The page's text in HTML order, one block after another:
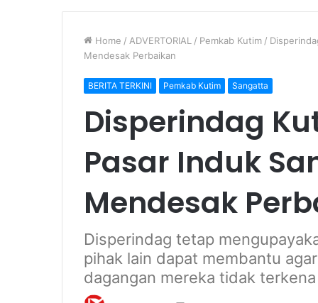
Home / ADVERTORIAL / Pemkab Kutim /
Mendesak Perbaikan
BERITA TERKINI Pemkab Kutim Sangatta
Disperindag
Pasar Induk
Mendesak
Disperindag tetap
pihak lain dapat membantu
dagangan mereka tidak